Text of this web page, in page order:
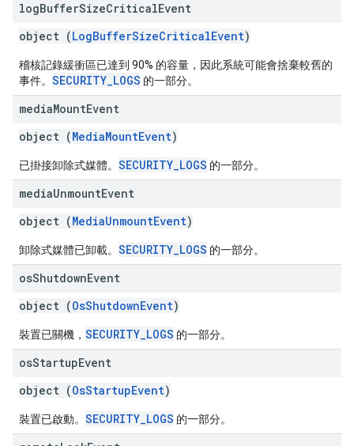
logBufferSizeCriticalEvent
object (LogBufferSizeCriticalEvent)
稽核記錄緩衝區已達到 90% 的容量，因此系統可能會捨棄較舊的
事件。 SECURITY_LOGS 的一部分。
mediaMountEvent
object (MediaMountEvent)
已掛接卸除式媒體。 SECURITY_LOGS 的一部分。
mediaUnmountEvent
object (MediaUnmountEvent)
卸除式媒體已卸載。 SECURITY_LOGS 的一部分。
osShutdownEvent
object (OsShutdownEvent)
裝置已關機， SECURITY_LOGS 的一部分。
osStartupEvent
object (OsStartupEvent)
裝置已啟動。 SECURITY_LOGS 的一部分。